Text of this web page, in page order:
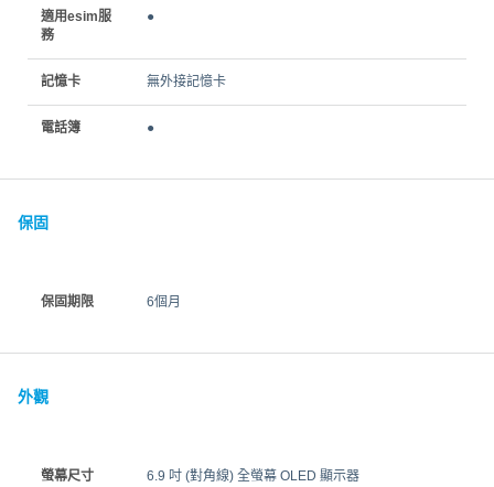
適用esim服
務
●
記憶卡 無外接記憶卡
電話簿 ●
保固
保固期限 6個月
外觀
螢幕尺寸 6.9 吋 (對角線) 全螢幕 OLED 顯示器